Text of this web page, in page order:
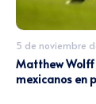
5 de noviembre
Matthew
mexicanos en